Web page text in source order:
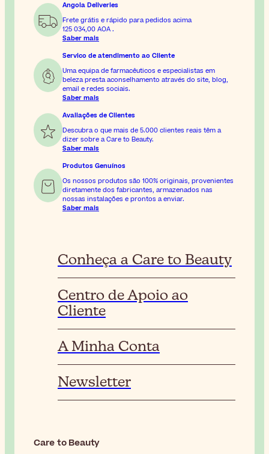
Angola Deliveries
Frete grátis e rápido para pedidos acima
125 034,00 AOA .
Saber mais
Servico de atendimento ao Cliente
Uma equipa de farmacêuticos e especialistas em
beleza presta aconselhamento através do site, blog,
email e redes sociais.
Saber mais
Avaliações de Clientes
Descubra o que mais de 5.000 clientes reais têm a
dizer sobre a Care to Beauty.
Saber mais
Produtos Genuínos
Os nossos produtos são 100% originais, provenientes
diretamente dos fabricantes, armazenados nas
nossas instalações e prontos a enviar.
Saber mais
Conheça a Care to Beauty
Centro de Apoio ao
Cliente
A Minha Conta
Newsletter
Care to Beauty